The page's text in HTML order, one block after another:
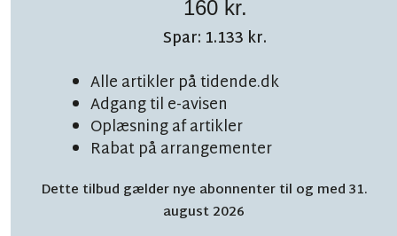
160 kr.
Spar: 1.133 kr.
Alle artikler på tidende.dk
Adgang til e-avisen
Oplæsning af artikler
Rabat på arrangementer
Dette tilbud gælder nye abonnenter til og med 31.
august 2026
LÆSETID 4 MIN.
Det handler om øl – og
der er en voldsom en